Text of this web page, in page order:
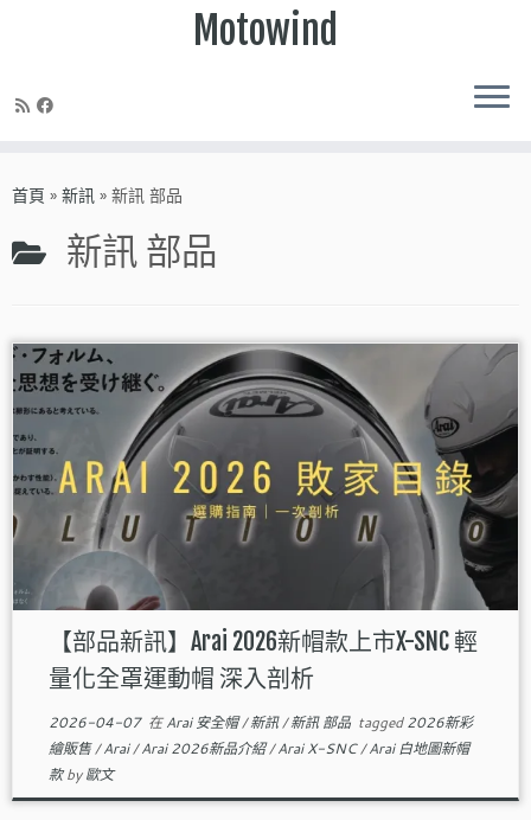
to
Motowind
首頁 » 新訊 » 新訊 部品
新訊 部品
【部品新訊】Arai 2026新帽款上市X-SNC 輕
量化全罩運動帽 深入剖析
2026-04-07在Arai 安全帽/新訊/新訊 部品 tagged2026新彩
繪販售/Arai/Arai 2026新品介紹/Arai X-SNC/Arai 白地圖新帽
款by歐文